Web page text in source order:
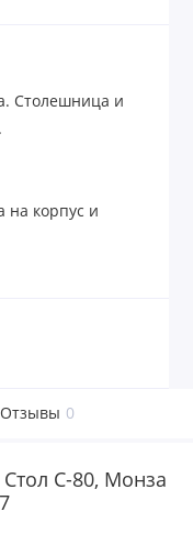
Столешница и
на корпус и
Отзывы 0
Стол С-80, Монза